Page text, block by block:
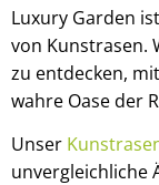
Luxury Garden
von Kunstrasen.
zu entdecken,
wahre Oase der
Unser
unvergleichliche